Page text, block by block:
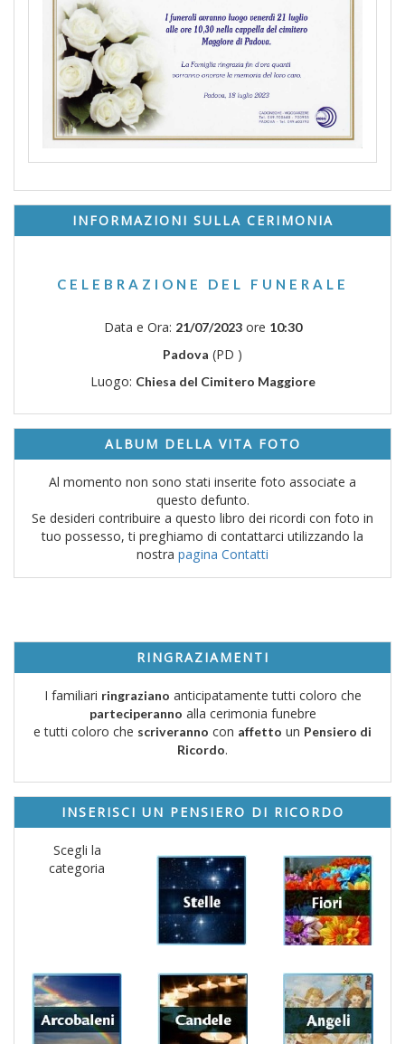
INFORMAZIONI SULLA CERIMONIA
CELEBRAZIONE DEL FUNERALE
Data e Ora: 21/07/2023ore 10:30
Padova (PD )
Luogo: Chiesa del Cimitero Maggiore
ALBUM DELLA VITA FOTO
Al momento non sono stati inserite foto associate a
questo defunto.
Se desideri contribuire a questo libro dei ricordi con foto in
tuo possesso, ti preghiamo di contattarci utilizzando la
nostra pagina Contatti
RINGRAZIAMENTI
I familiari ringraziano anticipatamente tutti coloro che
parteciperanno alla cerimonia funebre
e tutti coloro che scriveranno con affetto un Pensiero di
Ricordo.
INSERISCI UN PENSIERO DI RICORDO
Scegli la
categoria